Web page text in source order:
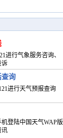
进行气象服务咨询、
诉
查询
进行天气预报查询
登陆中国天气WAP版
讯